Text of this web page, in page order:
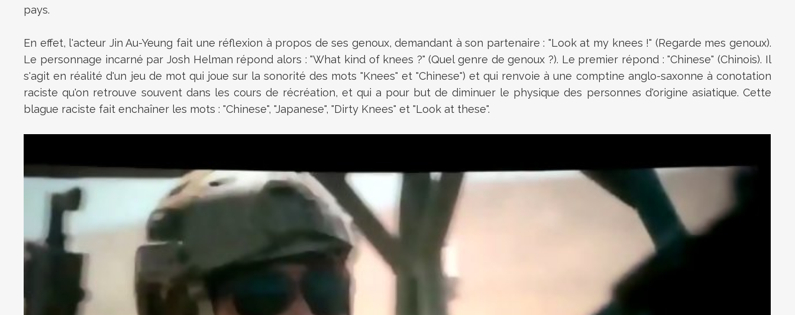
pays.
En effet, l'acteur Jin Au-Yeung fait une réflexion à propos de ses genoux, demandant à son partenaire : "Look at my knees !" (Regarde mes genoux).
Le personnage incarné par Josh Helman répond alors : "What kind of knees ?" (Quel genre de genoux ?). Le premier répond : "Chinese" (Chinois). Il
s'agit en réalité d'un jeu de mot qui joue sur la sonorité des mots "Knees" et "Chinese") et qui renvoie à une comptine anglo-saxonne à conotation
raciste qu'on retrouve souvent dans les cours de récréation, et qui a pour but de diminuer le physique des personnes d'origine asiatique. Cette
blague raciste fait enchaîner les mots : "Chinese", "Japanese", "Dirty Knees" et "Look at these".